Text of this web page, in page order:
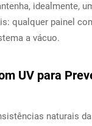
idealmente,
qualquer painel
a vácuo.
UV para
naturais